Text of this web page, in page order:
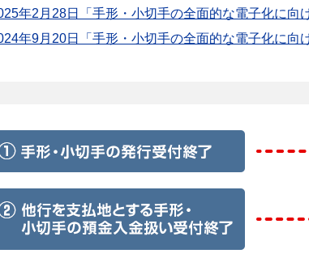
年2月28日「手形・小切手の全面的な電子化に向
年9月20日「手形・小切手の全面的な電子化に向